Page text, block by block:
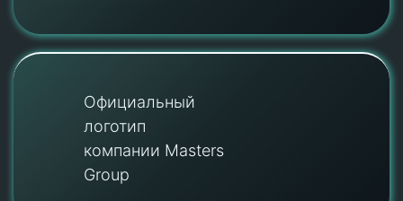
Официальный
логотип
компании Masters
Group